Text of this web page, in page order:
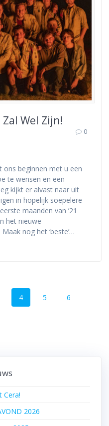
Zal Wel Zijn!
0
ons beginnen met u een
te wensen en een
kijkt er alvast naar uit
in hopelijk soepelere
maanden van ’21
het nieuwe
nog het ‘beste’…
Pagina
4 Pagina
5 Pagina
6
Cera!
2026